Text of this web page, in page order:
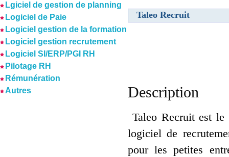
Lgiciel de gestion de planning
Logiciel de Paie
Logiciel gestion de la formation
Logiciel gestion recrutement
Logiciel SI/ERP/PGI RH
Pilotage RH
Rémunération
Autres
Taleo Recruit
Description
Taleo Recruit est le
logiciel de
pour les petites